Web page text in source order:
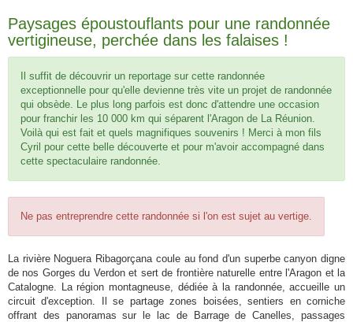
Paysages époustouflants pour une randonnée
vertigineuse, perchée dans les falaises !
Il suffit de découvrir un reportage sur cette randonnée
exceptionnelle pour qu'elle devienne très vite un projet de randonnée
qui obsède. Le plus long parfois est donc d'attendre une occasion
pour franchir les 10 000 km qui séparent l'Aragon de La Réunion.
Voilà qui est fait et quels magnifiques souvenirs ! Merci à mon fils
Cyril pour cette belle découverte et pour m'avoir accompagné dans
cette spectaculaire randonnée.
Ne pas entreprendre cette randonnée si l'on est sujet au vertige.
La rivière Noguera Ribagorçana coule au fond d'un superbe canyon digne
de nos Gorges du Verdon et sert de frontière naturelle entre l'Aragon et la
Catalogne. La région montagneuse, dédiée à la randonnée, accueille un
circuit d'exception. Il se partage zones boisées, sentiers en corniche
offrant des panoramas sur le lac de Barrage de Canelles, passages